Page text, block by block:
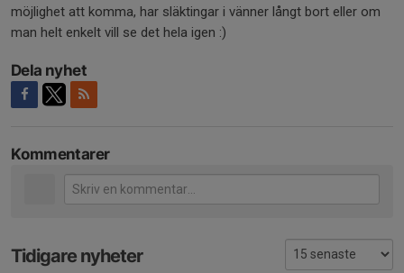
möjlighet att komma, har släktingar i vänner långt bort eller om
man helt enkelt vill se det hela igen :)
Dela nyhet
Kommentarer
Tidigare nyheter